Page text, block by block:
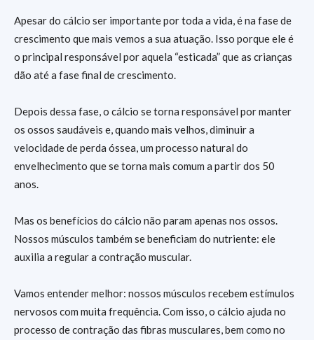
Apesar do cálcio ser importante por toda a vida, é na fase de
crescimento que mais vemos a sua atuação. Isso porque ele é
o principal responsável por aquela “esticada” que as crianças
dão até a fase final de crescimento.
Depois dessa fase, o cálcio se torna responsável por manter
os ossos saudáveis e, quando mais velhos, diminuir a
velocidade de perda óssea, um processo natural do
envelhecimento que se torna mais comum a partir dos 50
anos.
Mas os benefícios do cálcio não param apenas nos ossos.
Nossos músculos também se beneficiam do nutriente: ele
auxilia a regular a contração muscular.
Vamos entender melhor: nossos músculos recebem estímulos
nervosos com muita frequência. Com isso, o cálcio ajuda no
processo de contração das fibras musculares, bem como no